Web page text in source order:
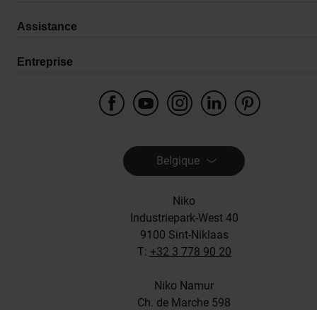
Assistance
Entreprise
Belgique
Niko
Industriepark-West 40
9100 Sint-Niklaas
T: +32 3 778 90 20
Niko Namur
Ch. de Marche 598